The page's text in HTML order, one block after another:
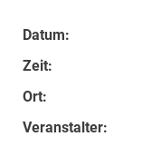
Datum:
Zeit:
Ort:
Veranstalter: